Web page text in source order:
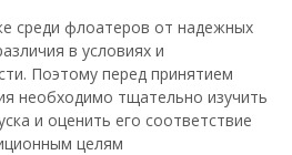
среди флоатеров от надежных
в условиях и
Поэтому перед принятием
необходимо тщательно изучить
и оценить его соответствие
целям